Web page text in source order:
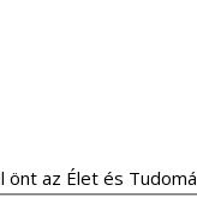
az Élet és